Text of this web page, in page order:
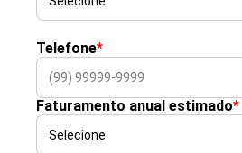
Telefone*
Faturamento anual estimado*